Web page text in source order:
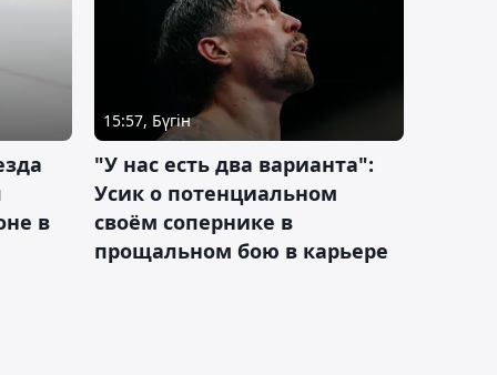
в
15:57, Бүгін
"У нас есть два варианта":
Усик о потенциальном
своём сопернике в
прощальном бою в карьере